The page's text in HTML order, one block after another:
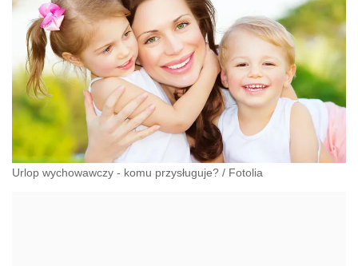
Urlop wychowawczy - komu przysługuje? / Fotolia